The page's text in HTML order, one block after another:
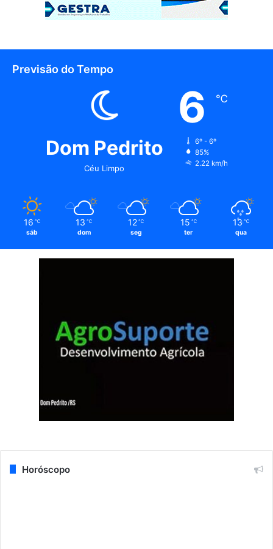
Previsão do Tempo
Dom Pedrito
Céu Limpo
6 ℃
6º - 6º
85%
2.22 km/h
16 ℃
sáb
13 ℃
dom
12 ℃
seg
15 ℃
ter
13 ℃
qua
Horóscopo